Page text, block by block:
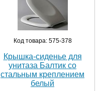
Код товара: 575-378
Крышка-сиденье для
унитаза Балтик со
стальным креплением
белый